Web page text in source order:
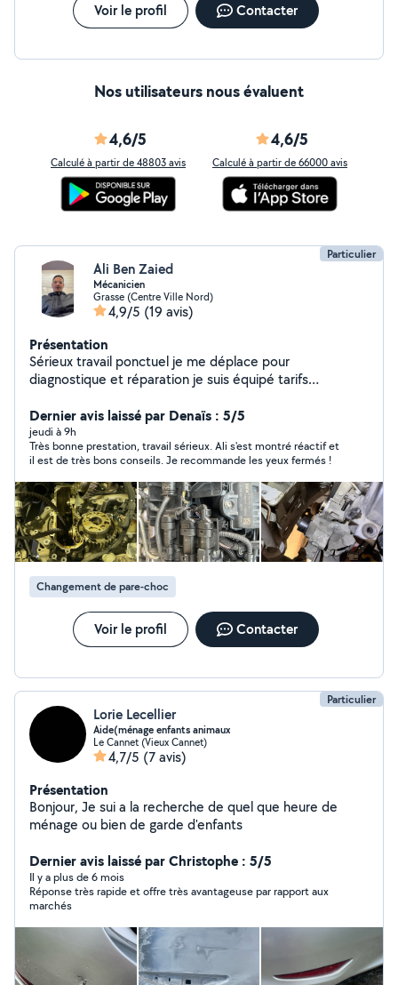
Voir le profil Contacter
Nos utilisateurs nous évaluent
4,6/5
Calculé à partir de 48803 avis
4,6/5
Calculé à partir de 66000 avis
Particulier
Ali Ben Zaied
Mécanicien
Grasse (Centre Ville Nord)
4,9/5 (19 avis)
Présentation
Sérieux travail ponctuel je me déplace pour
diagnostique et réparation je suis équipé tarifs
Dernier avis laissé par Denaïs : 5/5
jeudi à 9h
Très bonne prestation, travail sérieux. Ali s'est montré réactif et
il est de très bons conseils. Je recommande les yeux fermés !
Changement de pare-choc
Voir le profil Contacter
Particulier
Lorie Lecellier
Aide(ménage enfants animaux
Le Cannet (Vieux Cannet)
4,7/5 (7 avis)
Présentation
Bonjour, Je sui a la recherche de quel que heure de
ménage ou bien de garde d'enfants
Dernier avis laissé par Christophe : 5/5
Il y a plus de 6 mois
Réponse très rapide et offre très avantageuse par rapport aux
marchés